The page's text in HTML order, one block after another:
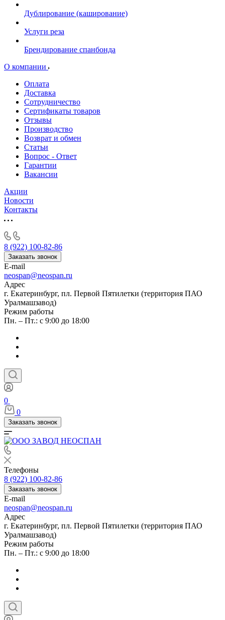
Дублирование (каширование)
Услуги реза
Брендирование спанбонда
О компании
Оплата
Доставка
Сотрудничество
Сертификаты товаров
Отзывы
Производство
Возврат и обмен
Статьи
Вопрос - Ответ
Гарантии
Вакансии
Акции
Новости
Контакты
8 (922) 100-82-86
Заказать звонок
E-mail
neospan@neospan.ru
Адрес
г. Екатеринбург, пл. Первой Пятилетки (территория ПАО
Уралмашзавод)
Режим работы
Пн. – Пт.: с 9:00 до 18:00
0
0
Заказать звонок
Телефоны
8 (922) 100-82-86
Заказать звонок
E-mail
neospan@neospan.ru
Адрес
г. Екатеринбург, пл. Первой Пятилетки (территория ПАО
Уралмашзавод)
Режим работы
Пн. – Пт.: с 9:00 до 18:00